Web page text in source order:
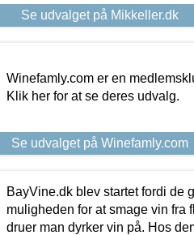
Se udvalget på Mikkeller.dk
Winefamly.com er en
Klik her for at se deres udvalg.
Se udvalget på Winefamly.com
BayVine.dk blev startet fordi de
muligheden for at smage vin fra
druer man dyrker vin på. Hos